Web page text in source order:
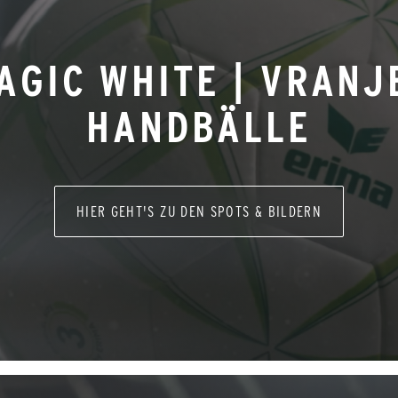
WHITE |
HANDBÄLLE
HIER GEHT'S ZU DEN SPOTS & BILDERN